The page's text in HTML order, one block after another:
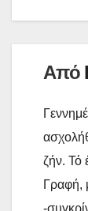
Από
ζήν. Τό
Γραφή,